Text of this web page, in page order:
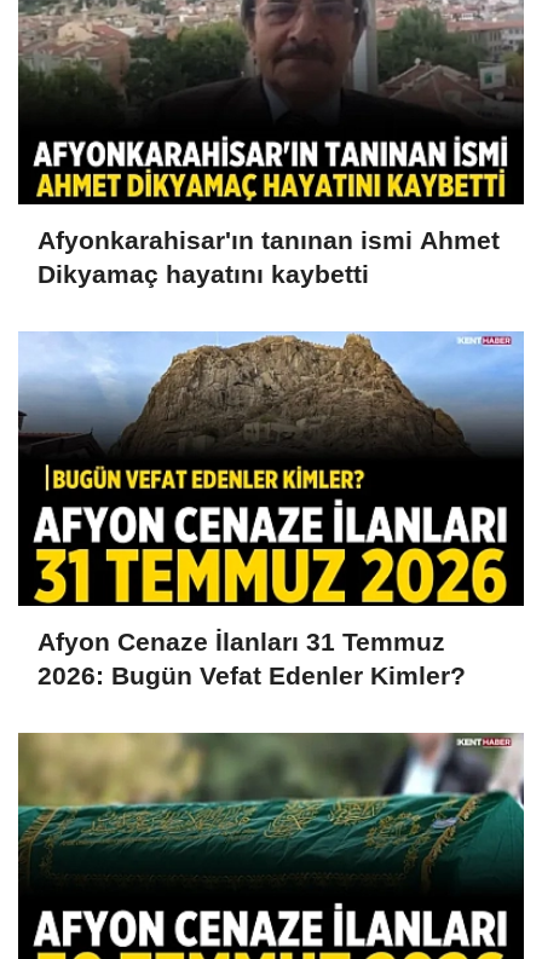
Afyonkarahisar'ın tanınan ismi Ahmet
Dikyamaç hayatını kaybetti
Afyon Cenaze İlanları 31 Temmuz
2026: Bugün Vefat Edenler Kimler?